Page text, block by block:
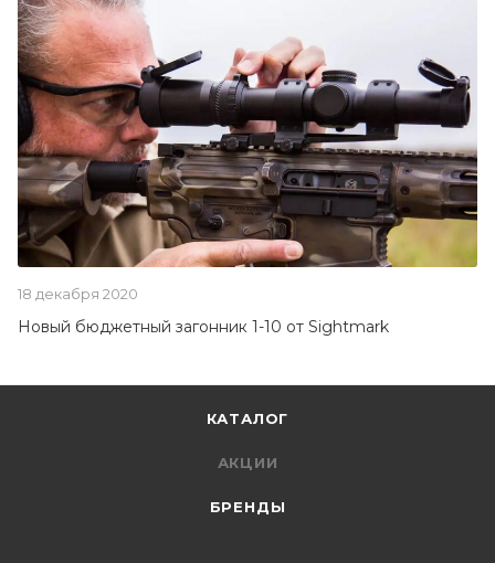
18 декабря 2020
Новый бюджетный загонник 1-10 от Sightmark
КАТАЛОГ
АКЦИИ
БРЕНДЫ